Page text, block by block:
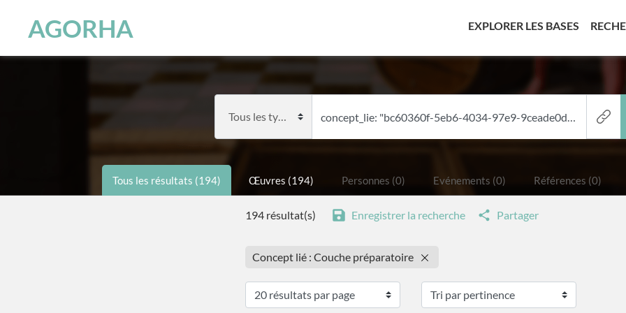
AGORHA EXPLORER LES BASES
Tous les résultats (194) Œuvres (194) Personnes (0) Evénements (0) Références (0)
194 résultat(s) Enregistrer la recherche Partager
Concept lié : Couche préparatoire